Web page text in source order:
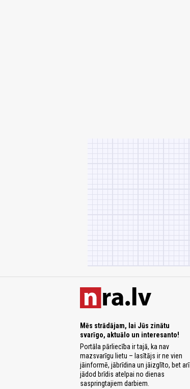
Mēs strādājam, lai Jūs zinātu
svarīgo, aktuālo un interesanto!
Portāla pārliecība ir tajā, ka nav
mazsvarīgu lietu – lasītājs ir ne vien
jāinformē, jābrīdina un jāizglīto, bet arī
jādod brīdis atelpai no dienas
saspringtajiem darbiem.